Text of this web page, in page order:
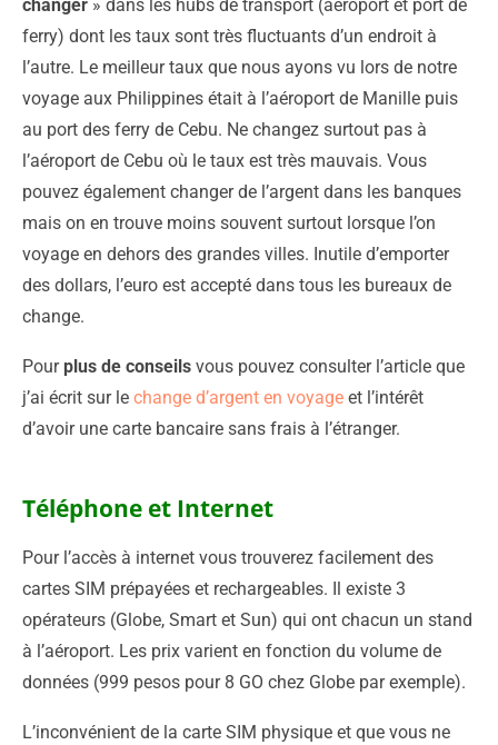
changer » dans les hubs de transport (aéroport et port de
ferry) dont les taux sont très fluctuants d’un endroit à
l’autre. Le meilleur taux que nous ayons vu lors de notre
voyage aux Philippines était à l’aéroport de Manille puis
au port des ferry de Cebu. Ne changez surtout pas à
l’aéroport de Cebu où le taux est très mauvais. Vous
pouvez également changer de l’argent dans les banques
mais on en trouve moins souvent surtout lorsque l’on
voyage en dehors des grandes villes. Inutile d’emporter
des dollars, l’euro est accepté dans tous les bureaux de
change.
Pour plus de conseils vous pouvez consulter l’article que
j’ai écrit sur le change d’argent en voyage et l’intérêt
d’avoir une carte bancaire sans frais à l’étranger.
Téléphone et Internet
Pour l’accès à internet vous trouverez facilement des
cartes SIM prépayées et rechargeables. Il existe 3
opérateurs (Globe, Smart et Sun) qui ont chacun un stand
à l’aéroport. Les prix varient en fonction du volume de
données (999 pesos pour 8 GO chez Globe par exemple).
L’inconvénient de la carte SIM physique et que vous ne